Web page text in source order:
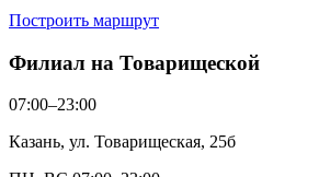
Построить маршрут
Филиал на Товарищеской
07:00–23:00
Казань, ул. Товарищеская, 25б